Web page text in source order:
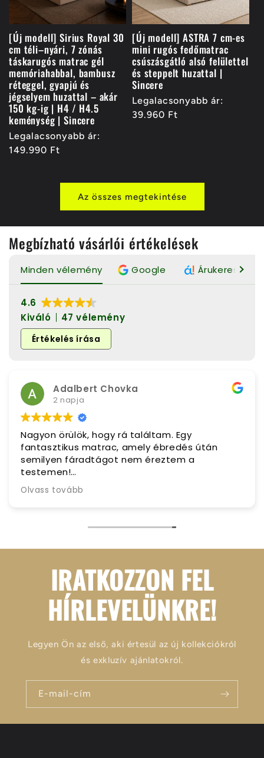
[Új modell] Sirius Royal 30
cm téli–nyári, 7 zónás
táskarugós matrac gél
memóriahabbal, bambusz
réteggel, gyapjú és
jégselyem huzattal – akár
150 kg-ig | H4 / H4.5
keménység | Sincere
Normál
ár
Legalacsonyabb ár:
149.990 Ft
[Új modell] ASTRA 7 cm-es
mini rugós fedőmatrac
csúszásgátló alsó felülettel
és steppelt huzattal |
Sincere
Normál
ár
Legalacsonyabb ár:
39.960 Ft
Az összes megtekintése
Megbízható vásárlói értékelések
Minden vélemény Google Árukereső.hu
4.6
Kiváló
47 vélemény
Értékelés írása
Adalbert Chovka
2 napja
Nagyon örülök, hogy rá találtam. Egy
fantasztikus matrac, amely ébredés útán
semilyen fáradtágot nem éreztem a
testemen!
Csalódás mentes vásárlás volt.
Mindenkinek csak tíszta szívből ajánlom!
Olvass tovább
IRATKOZZON FEL
HÍRLEVELÜNKRE!
Legyen Ön az első, aki értesül az új kollekciókról
és exkluzív ajánlatokról.
E-mail-cím